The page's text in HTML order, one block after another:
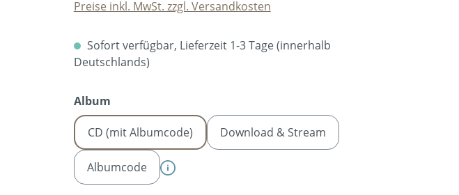
Preise inkl. MwSt. zzgl. Versandkosten
Sofort verfügbar, Lieferzeit 1-3 Tage (innerhalb
Deutschlands)
Albumauswählen
CD (mit Albumcode) Download & Stream
Albumcode